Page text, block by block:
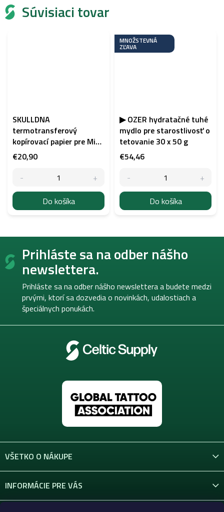
Súvisiaci tovar
SKULLDNA
termotransferový
kopírovací papier pre Mini
tlačiareň M6, 100 listov
€20,90
Do košíka
MNOŽSTEVNÁ
ZĽAVA
▶ OZER hydratačné tuhé
mydlo pre starostlivosť o
tetovanie 30 x 50 g
€54,46
Do košíka
Z
Prihláste sa na odber nášho
newslettera.
Prihláste sa na odber nášho newslettera a budete medzi
prvými, ktorí sa dozvedia o novinkách, udalostiach a
špeciálnych ponukách.
VŠETKO O NÁKUPE
INFORMÁCIE PRE VÁS